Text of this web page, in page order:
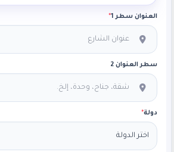
العنوان سطر 1 *
سطر العنوان 2
دولة*